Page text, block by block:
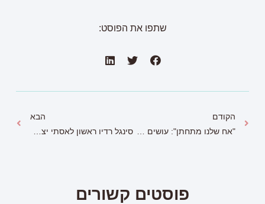
שתפו את הפוסט:
הקודם הבא
פוסטים קשורים